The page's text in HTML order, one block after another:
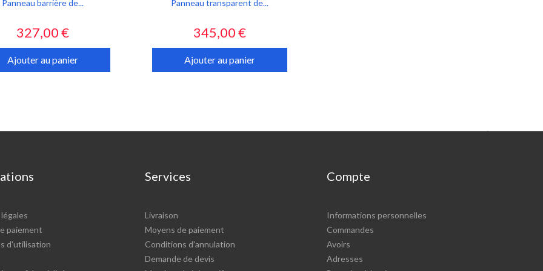
Panneau barrière de...
Prix
327,00 €
Ajouter au panier
Panneau transparent de...
Prix
345,00 €
Ajouter au panier

paiement
d'utilisation
Services
Livraison
Moyens de paiement
Conditions d'annulation
Demande de devis
Compte
Informations personnelles
Commandes
Avoirs
Adresses